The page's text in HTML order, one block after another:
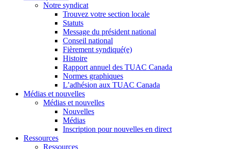
Notre syndicat
Trouvez votre section locale
Statuts
Message du président national
Conseil national
Fièrement syndiqué(e)
Histoire
Rapport annuel des TUAC Canada
Normes graphiques
L’adhésion aux TUAC Canada
Médias et nouvelles
Médias et nouvelles
Nouvelles
Médias
Inscription pour nouvelles en direct
Ressources
Ressources